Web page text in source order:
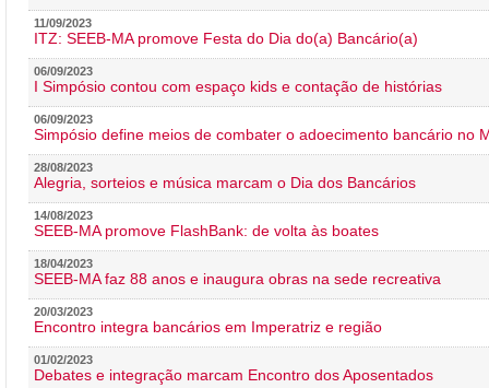
11/09/2023
ITZ: SEEB-MA promove Festa do Dia do(a) Bancário(a)
06/09/2023
I Simpósio contou com espaço kids e contação de histórias
06/09/2023
Simpósio define meios de combater o adoecimento bancário no
28/08/2023
Alegria, sorteios e música marcam o Dia dos Bancários
14/08/2023
SEEB-MA promove FlashBank: de volta às boates
18/04/2023
SEEB-MA faz 88 anos e inaugura obras na sede recreativa
20/03/2023
Encontro integra bancários em Imperatriz e região
01/02/2023
Debates e integração marcam Encontro dos Aposentados